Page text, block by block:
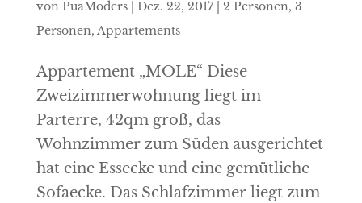
von PuaModers| Dez. 22, 2017| 2 Personen, 3
Personen, Appartements
Appartement „MOLE“ Diese
Zweizimmerwohnung liegt im
Parterre, 42qm groß, das
Wohnzimmer zum Süden ausgerichtet
hat eine Essecke und eine gemütliche
Sofaecke. Das Schlafzimmer liegt zum